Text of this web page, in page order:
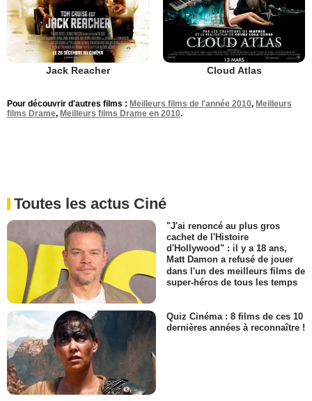
Jack Reacher Cloud Atlas
Pour découvrir d'autres films : Meilleurs films de l'année 2010, Meilleurs
films Drame, Meilleurs films Drame en 2010.
Toutes les actus Ciné
"J'ai renoncé au plus gros
cachet de l'Histoire
d'Hollywood" : il y a 18 ans,
Matt Damon a refusé de jouer
dans l'un des meilleurs films de
super-héros de tous les temps
Quiz Cinéma : 8 films de ces 10
dernières années à reconnaître !